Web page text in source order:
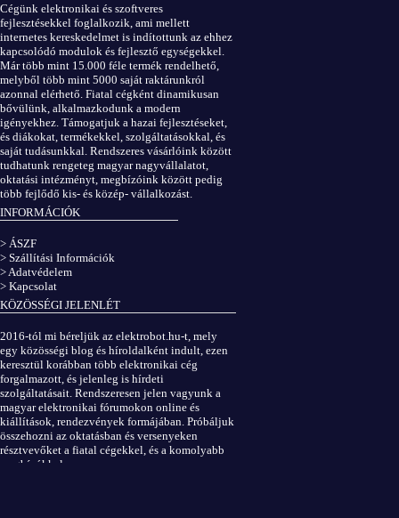
Cégünk elektronikai és szoftveres
fejlesztésekkel foglalkozik, ami mellett
internetes kereskedelmet is indítottunk az ehhez
kapcsolódó modulok és fejlesztő egységekkel.
Már több mint 15.000 féle termék rendelhető,
melyből több mint 5000 saját raktárunkról
azonnal elérhető. Fiatal cégként dinamikusan
bővülünk, alkalmazkodunk a modern
igényekhez. Támogatjuk a hazai fejlesztéseket,
és diákokat, termékekkel, szolgáltatásokkal, és
saját tudásunkkal. Rendszeres vásárlóink között
tudhatunk rengeteg magyar nagyvállalatot,
oktatási intézményt, megbízóink között pedig
több fejlődő kis- és közép- vállalkozást.
INFORMÁCIÓK
> ÁSZF
> Szállítási Információk
> Adatvédelem
> Kapcsolat
KÖZÖSSÉGI JELENLÉT
2016-tól mi béreljük az elektrobot.hu-t, mely
egy közösségi blog és híroldalként indult, ezen
keresztül korábban több elektronikai cég
forgalmazott, és jelenleg is hírdeti
szolgáltatásait. Rendszeresen jelen vagyunk a
magyar elektronikai fórumokon online és
kiállítások, rendezvények formájában. Próbáljuk
összehozni az oktatásban és versenyeken
résztvevőket a fiatal cégekkel, és a komolyabb
megbízókkal.